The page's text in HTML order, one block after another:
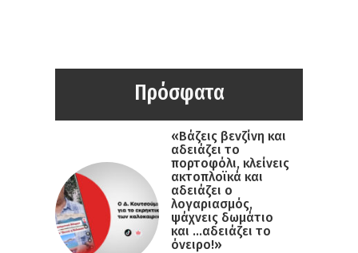
Πρόσφατα
«Βάζεις βενζίνη και
αδειάζει το
πορτοφόλι, κλείνεις
ακτοπλοϊκά και
αδειάζει ο
λογαριασμός,
ψάχνεις δωμάτιο
και …αδειάζει το
όνειρο!»